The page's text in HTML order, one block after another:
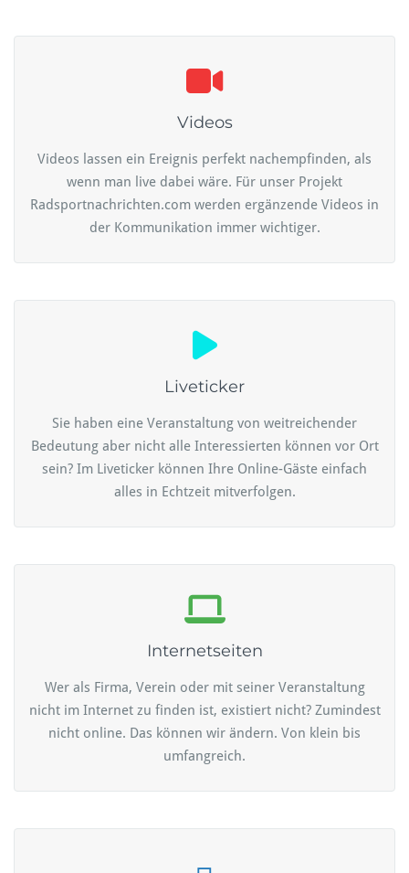
Videos
Videos lassen ein Ereignis perfekt nachempfinden, als
wenn man live dabei wäre. Für unser Projekt
Radsportnachrichten.com werden ergänzende Videos in
der Kommunikation immer wichtiger.
Liveticker
Sie haben eine Veranstaltung von weitreichender
Bedeutung aber nicht alle Interessierten können vor Ort
sein? Im Liveticker können Ihre Online-Gäste einfach
alles in Echtzeit mitverfolgen.
Internetseiten
Wer als Firma, Verein oder mit seiner Veranstaltung
nicht im Internet zu finden ist, existiert nicht? Zumindest
nicht online. Das können wir ändern. Von klein bis
umfangreich.